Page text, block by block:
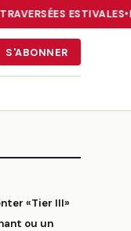
ESTIVALES•
TRAVERSÉES
S'ABONNER
«Tier III»
ou un